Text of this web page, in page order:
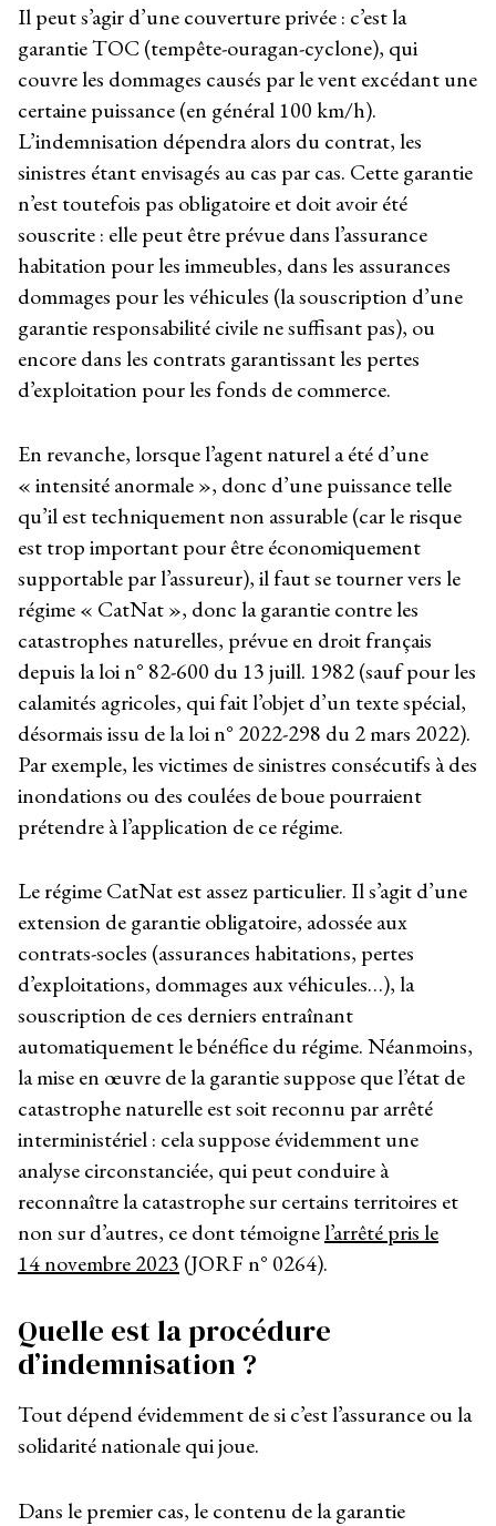
Il peut s’agir d’une couverture privée : c’est la
garantie TOC (tempête-ouragan-cyclone), qui
couvre les dommages causés par le vent excédant une
certaine puissance (en général 100 km/h).
L’indemnisation dépendra alors du contrat, les
sinistres étant envisagés au cas par cas. Cette garantie
n’est toutefois pas obligatoire et doit avoir été
souscrite : elle peut être prévue dans l’assurance
habitation pour les immeubles, dans les assurances
dommages pour les véhicules (la souscription d’une
garantie responsabilité civile ne suffisant pas), ou
encore dans les contrats garantissant les pertes
d’exploitation pour les fonds de commerce.
En revanche, lorsque l’agent naturel a été d’une
« intensité anormale », donc d’une puissance telle
qu’il est techniquement non assurable (car le risque
est trop important pour être économiquement
supportable par l’assureur), il faut se tourner vers le
régime « CatNat », donc la garantie contre les
catastrophes naturelles, prévue en droit français
depuis la loi n° 82-600 du 13 juill. 1982 (sauf pour les
calamités agricoles, qui fait l’objet d’un texte spécial,
désormais issu de la loi n° 2022-298 du 2 mars 2022).
Par exemple, les victimes de sinistres consécutifs à des
inondations ou des coulées de boue pourraient
prétendre à l’application de ce régime.
Le régime CatNat est assez particulier. Il s’agit d’une
extension de garantie obligatoire, adossée aux
contrats-socles (assurances habitations, pertes
d’exploitations, dommages aux véhicules…), la
souscription de ces derniers entraînant
automatiquement le bénéfice du régime. Néanmoins,
la mise en œuvre de la garantie suppose que l’état de
catastrophe naturelle est soit reconnu par arrêté
interministériel : cela suppose évidemment une
analyse circonstanciée, qui peut conduire à
reconnaître la catastrophe sur certains territoires et
non sur d’autres, ce dont témoignel’arrêté pris le
14 novembre 2023 (JORF n° 0264).
Quelle est la procédure
d’indemnisation ?
Tout dépend évidemment de si c’est l’assurance ou la
solidarité nationale qui joue.
Dans le premier cas, le contenu de la garantie